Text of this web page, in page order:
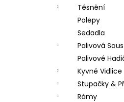
Těsnění
Polepy
Sedadla
Palivová
Palivové
Kyvné Vidlice
Stupačky &
Rámy